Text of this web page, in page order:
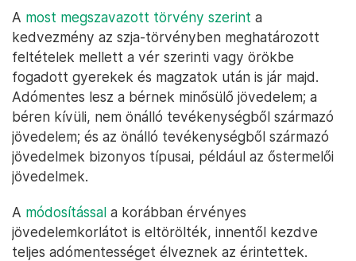
A most megszavazott törvény szerint a
kedvezmény az szja-törvényben meghatározott
feltételek mellett a vér szerinti vagy örökbe
fogadott gyerekek és magzatok után is jár majd.
Adómentes lesz a bérnek minősülő jövedelem; a
béren kívüli, nem önálló tevékenységből származó
jövedelem; és az önálló tevékenységből származó
jövedelmek bizonyos típusai, például az őstermelői
jövedelmek.
A módosítással a korábban érvényes
jövedelemkorlátot is eltörölték, innentől kezdve
teljes adómentességet élveznek az érintettek.